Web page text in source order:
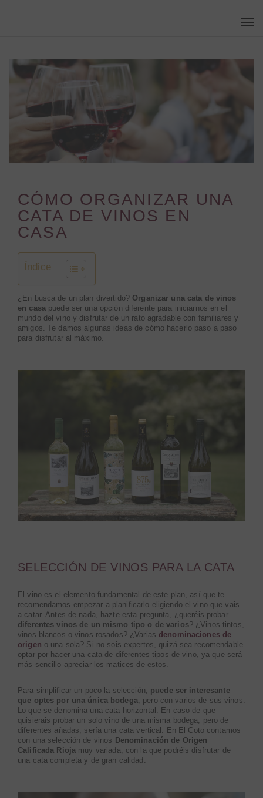
CÓMO ORGANIZAR UNA
CATA DE VINOS EN
CASA
Índice
¿En busca de un plan divertido? Organizar una cata de vinos
en casa puede ser una opción diferente para iniciarnos en el
mundo del vino y disfrutar de un rato agradable con familiares y
amigos. Te damos algunas ideas de cómo hacerlo paso a paso
para disfrutar al máximo.
SELECCIÓN DE VINOS PARA LA CATA
El vino es el elemento fundamental de este plan, así que te
recomendamos empezar a planificarlo eligiendo el vino que vais
a catar. Antes de nada, hazte esta pregunta, ¿queréis probar
diferentes vinos de un mismo tipo o de varios? ¿Vinos tintos,
vinos blancos o vinos rosados? ¿Varias denominaciones de
origen o una sola? Si no sois expertos, quizá sea recomendable
optar por hacer una cata de diferentes tipos de vino, ya que será
más sencillo apreciar los matices de estos.
Para simplificar un poco la selección, puede ser interesante
que optes por una única bodega, pero con varios de sus vinos.
Lo que se denomina una cata horizontal. En caso de que
quisierais probar un solo vino de una misma bodega, pero de
diferentes añadas, sería una cata vertical. En El Coto contamos
con una selección de vinos
Denominación de Origen
Calificada Rioja muy variada, con la que podréis disfrutar de
una cata completa y de gran calidad.